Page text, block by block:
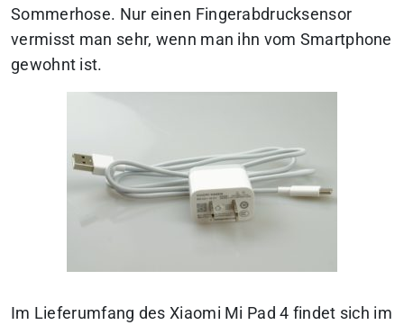
Sommerhose. Nur einen Fingerabdrucksensor
vermisst man sehr, wenn man ihn vom Smartphone
gewohnt ist.
Im Lieferumfang des Xiaomi Mi Pad 4 findet sich im